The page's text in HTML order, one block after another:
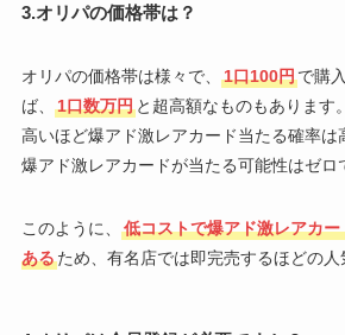
3.オリパの価格帯は？
オリパの価格帯は様々で、 1口100円で購
ば、
1口数万円と超高額なものもあります
高いほど爆アド激レアカード当たる確率は
爆アド激レアカードが当たる可能性はゼロ
このように、
低コストで爆アド激レアカ
あるため、有名店では即完売するほどの人